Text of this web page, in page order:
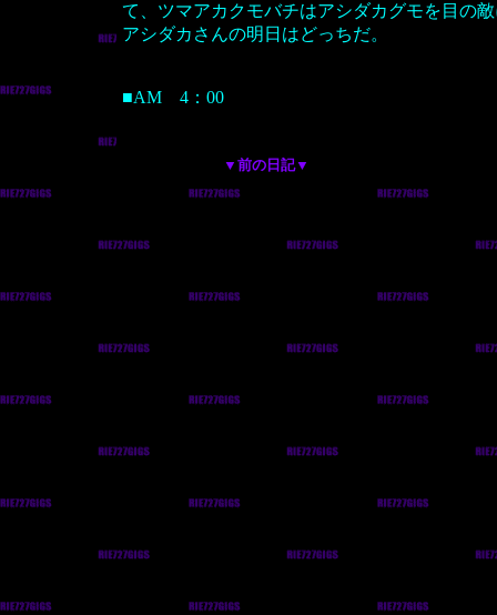
て、ツマアカクモバチはアシダカグモを目の
アシダカさんの明日はどっちだ。
■AM 4：00
▼前の日記▼